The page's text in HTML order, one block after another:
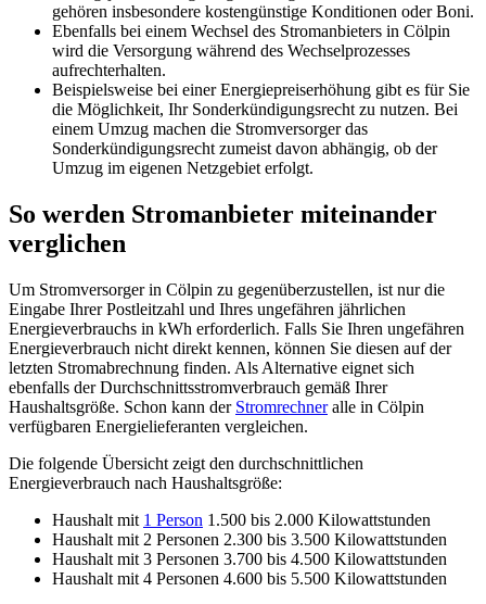
gehören insbesondere kostengünstige Konditionen oder Boni.
Ebenfalls bei einem Wechsel des Stromanbieters in Cölpin
wird die Versorgung während des Wechselprozesses
aufrechterhalten.
Beispielsweise bei einer Energiepreiserhöhung gibt es für Sie
die Möglichkeit, Ihr Sonderkündigungsrecht zu nutzen. Bei
einem Umzug machen die Stromversorger das
Sonderkündigungsrecht zumeist davon abhängig, ob der
Umzug im eigenen Netzgebiet erfolgt.
So werden Stromanbieter miteinander
verglichen
Um Stromversorger in Cölpin zu gegenüberzustellen, ist nur die
Eingabe Ihrer Postleitzahl und Ihres ungefähren jährlichen
Energieverbrauchs in kWh erforderlich. Falls Sie Ihren ungefähren
Energieverbrauch nicht direkt kennen, können Sie diesen auf der
letzten Stromabrechnung finden. Als Alternative eignet sich
ebenfalls der Durchschnittsstromverbrauch gemäß Ihrer
Haushaltsgröße. Schon kann der Stromrechneralle in Cölpin
verfügbaren Energielieferanten vergleichen.
Die folgende Übersicht zeigt den durchschnittlichen
Energieverbrauch nach Haushaltsgröße:
Haushalt mit 1 Person 1.500 bis 2.000 Kilowattstunden
Haushalt mit 2 Personen 2.300 bis 3.500 Kilowattstunden
Haushalt mit 3 Personen 3.700 bis 4.500 Kilowattstunden
Haushalt mit 4 Personen 4.600 bis 5.500 Kilowattstunden